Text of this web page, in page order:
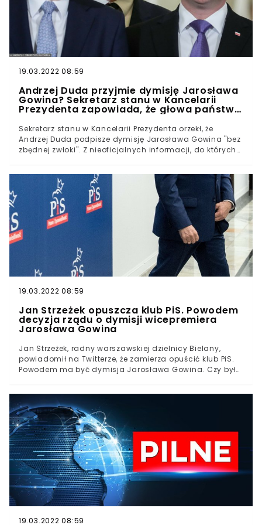
19.03.2022 08:59
Andrzej Duda przyjmie dymisję Jarosława
Gowina? Sekretarz stanu w Kancelarii
Prezydenta zapowiada, że głowa państwa
nie będzie robić problemów
Sekretarz stanu w Kancelarii Prezydenta orzekł, że
Andrzej Duda podpisze dymisję Jarosława Gowina "bez
zbędnej zwłoki". Z nieoficjalnych informacji, do których
będzie protestował przeciwko odwołaniu wicepremiera
19.03.2022 08:59
Jan Strzeżek opuszcza klub PiS. Powodem
decyzja rządu o dymisji wicepremiera
Jarosława Gowina
Jan Strzeżek, radny warszawskiej dzielnicy Bielany,
powiadomił na Twitterze, że zamierza opuścić klub PiS.
Powodem ma być dymisja Jarosława Gowina. Czy były
warszawskiej dzielnicy Bielany z ramienia Porozumienia,
Jan Strzeżek powiadomił w mediach
społecznościowych o swojej decyzji dotyczącej
odejścia z klubu Prawa i Sprawiedliwości. Odchodzę z
Klubu Radnych PiS - powiadomił Strzeżek - Do
samorządu wchodziłem jako przedstawiciel
@Porozumienie__ @Jaroslaw_Gowin w związku z
bieżącymi wydarzeniami nie wyobrażam sobie dalszej
współpracy w ramach Klubu PiS - dodał. Odchodzę z
Klubu Radnych PiS. Do samorządu wchodziłem jako
przedstawiciel @Porozumienie__ @Jaroslaw_Gowin w
związku z bieżącymi wydarzeniami nie wyobrażam sobie
19.03.2022 08:59